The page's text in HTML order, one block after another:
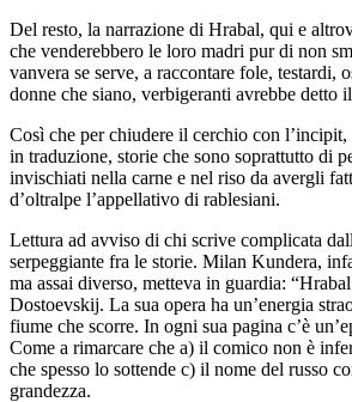
Del resto, la narrazione di Hrabal, qui e
che venderebbero le loro madri pur di non
vanvera se serve, a raccontare fole, testardi,
donne che siano, verbigeranti avrebbe detto
Così che per chiudere il cerchio con
in traduzione, storie che sono soprattutto di
invischiati nella carne e nel riso da avergli
d’oltralpe l’appellativo di rablesiani.
Lettura ad avviso di chi scrive complicata
serpeggiante fra le storie. Milan Kundera,
ma assai diverso, metteva in guardia:
Dostoevskij. La sua opera ha un’energia
fiume che scorre. In ogni sua pagina c’è
Come a rimarcare che a) il comico non è
che spesso lo sottende c) il nome del russo
grandezza.